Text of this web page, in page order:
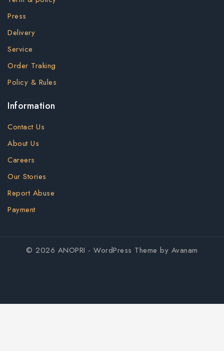
Press
Delivery
Service
Order Traking
Policy & Rules
Information
Contact Us
About Us
Careers
Our Stories
Report Abuse
Payment
© 2026 ANOPRI - WordPress Theme by Avanam